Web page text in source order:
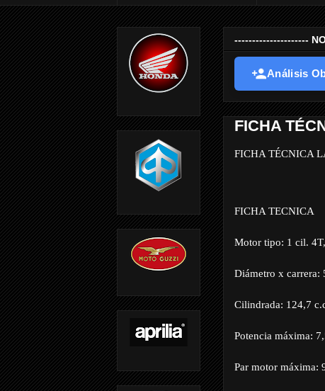
---------------------
Análisis
FICHA
FICHA TÉCNICA
FICHA TECNICA
Motor tipo: 1 cil.
Diámetro x carrera:
Cilindrada: 124,7
Potencia máxima:
Par motor máxima: